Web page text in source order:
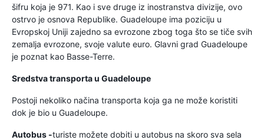
šifru koja je 971. Kao i sve druge iz inostranstva divizije, ovo
ostrvo je osnova Republike. Guadeloupe ima poziciju u
Evropskoj Uniji zajedno sa evrozone zbog toga što se tiče svih
zemalja evrozone, svoje valute euro. Glavni grad Guadeloupe
je poznat kao Basse-Terre.
Sredstva transporta u Guadeloupe
Postoji nekoliko načina transporta koja ga ne može koristiti
dok je bio u Guadeloupe.
Autobus -turiste možete dobiti u autobus na skoro sva sela